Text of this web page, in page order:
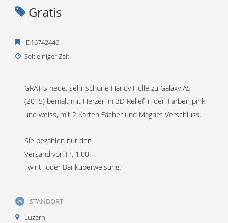
Gratis
ID16742446
Seit einiger Zeit
GRATIS neue, sehr schöne Handy Hülle zu Galaxy A5
(2015) bemalt mit Herzen in 3D Relief in den Farben pink
und weiss, mit 2 Karten Fächer und Magnet Verschluss.
Sie bezahlen nur den
Versand von Fr. 1.00!
Twint- oder Banküberweisung!
STANDORT
Luzern